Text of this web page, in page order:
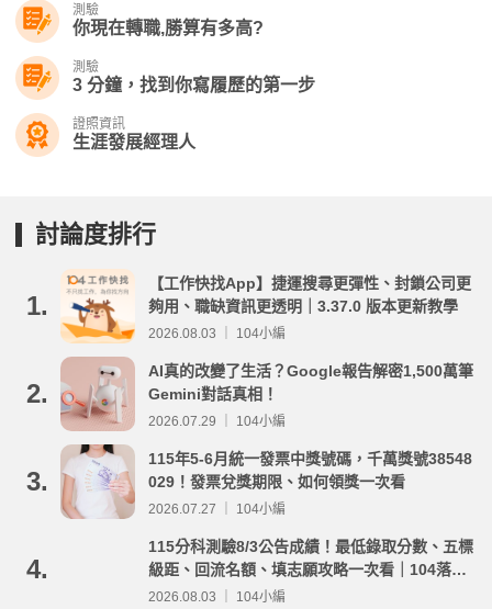
測驗
你現在轉職,勝算有多高?
測驗
3 分鐘，找到你寫履歷的第一步
證照資訊
生涯發展經理人
討論度排行
1.
【工作快找App】捷運搜尋更彈性、封鎖公司更
夠用、職缺資訊更透明｜3.37.0 版本更新教學
2026.08.03 ｜ 104小編
2.
AI真的改變了生活？Google報告解密1,500萬筆
Gemini對話真相！
2026.07.29 ｜ 104小編
3.
115年5-6月統一發票中獎號碼，千萬獎號38548
029！發票兌獎期限、如何領獎一次看
2026.07.27 ｜ 104小編
4.
115分科測驗8/3公告成績！最低錄取分數、五標
級距、回流名額、填志願攻略一次看｜104落點
分析
2026.08.03 ｜ 104小編